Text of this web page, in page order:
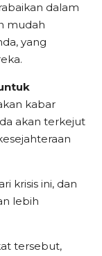
dalam
mudah
yang
kabar
akan terkejut
krisis ini, dan
lebih
tersebut,